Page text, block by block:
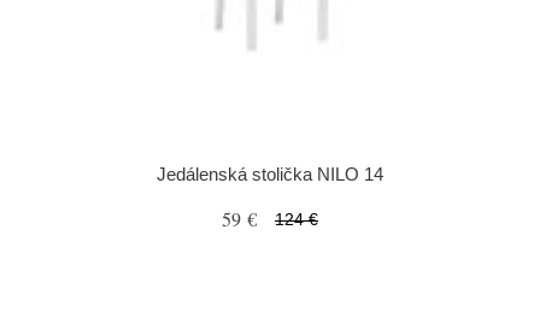
Jedálenská stolička NILO 14
59 € 124 €